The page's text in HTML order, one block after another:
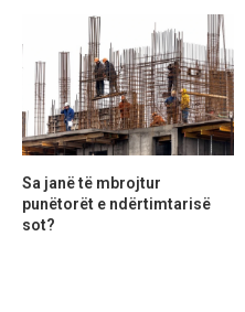
Sa janë të mbrojtur
punëtorët e ndërtimtarisë
sot?